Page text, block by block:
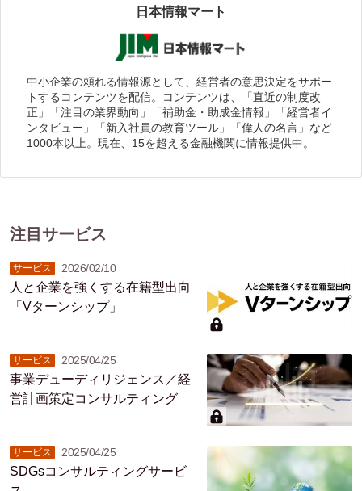
日本情報マート
中小企業の頼れる情報源として、経営者の意思決定をサポー
トするコンテンツを配信。コンテンツは、「直近の制度改
正」「注目の業界動向」「補助金・助成金情報」「経営者イ
ンタビュー」「新入社員の教育ツール」「偉人の名言」など
1000本以上。現在、15を超える金融機関に情報提供中。
注目サービス
サービス 2026/02/10
人と企業を強くする在籍型出向
「Vターンシップ」
サービス 2025/04/25
事業デューディリジェンス／経
営計画策定コンサルティング
サービス 2025/04/25
SDGsコンサルティングサービ